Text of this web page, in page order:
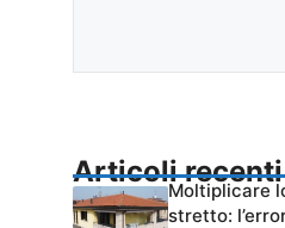
Articoli recenti
Moltiplicare
stretto: